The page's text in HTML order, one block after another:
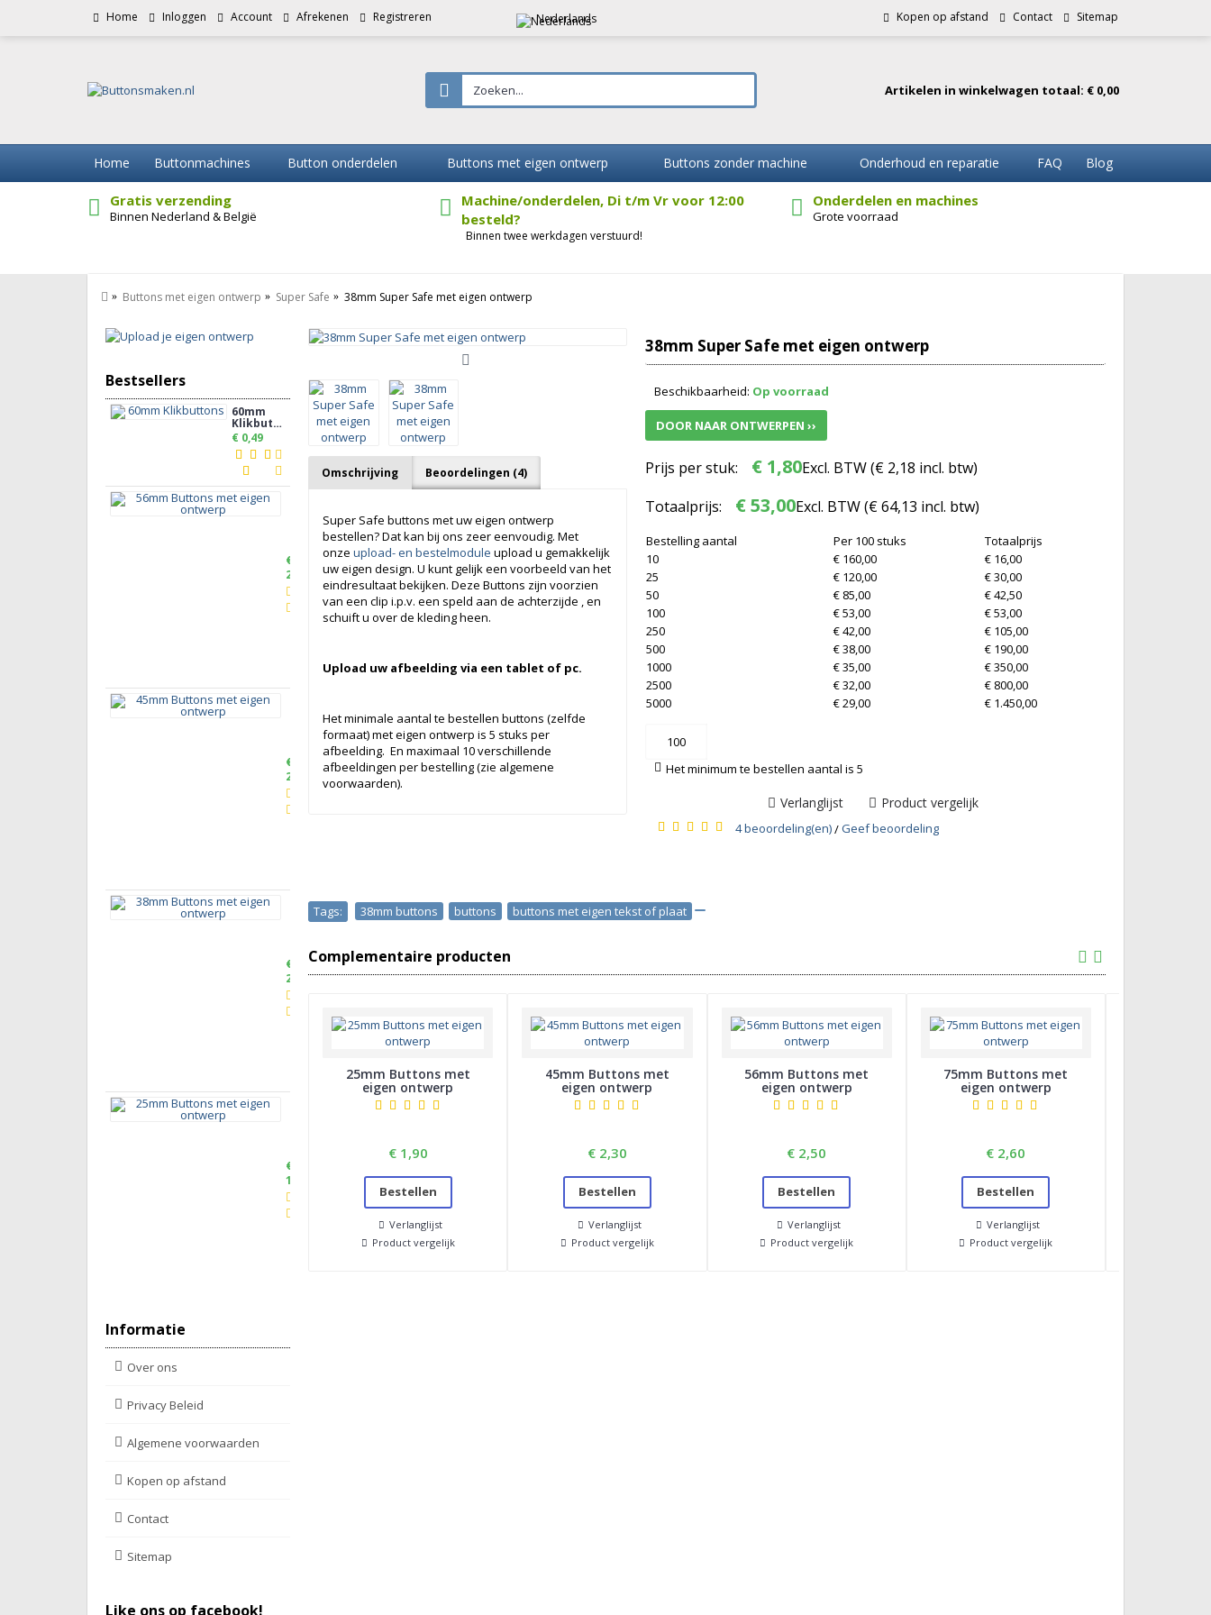
Home Inloggen Account Afrekenen Registreren Nederlands Kopen op afstand Contact Sitemap
Artikelen in winkelwagen totaal: € 0,00
Home Buttonmachines Button onderdelen Buttons met eigen ontwerp Buttons zonder machine Onderhoud en reparatie FAQ Blog
Gratis verzending
Binnen Nederland & België
Machine/onderdelen, Di t/m Vr voor 12:00
besteld?
Binnen twee werkdagen verstuurd!
Onderdelen en machines
Grote voorraad
Buttons met eigen ontwerp Super Safe 38mm Super Safe met eigen ontwerp
Bestsellers
60mm
Klikbuttons
€ 0,49
ontwerp
€
2,50
Buttons
ontwerp
€
2,30
38mm
Buttons
met
ontwerp
€
2,00
€
1,90
Informatie
Over ons
Privacy Beleid
Algemene voorwaarden
Kopen op afstand
Contact
Sitemap
Like ons op facebook!
Omschrijving Beoordelingen (4)
Super Safe buttons met uw eigen ontwerp
bestellen? Dat kan bij ons zeer eenvoudig. Met
onze upload- en bestelmodule upload u gemakkelijk
uw eigen design. U kunt gelijk een voorbeeld van het
eindresultaat bekijken. Deze Buttons zijn voorzien
van een clip i.p.v. een speld aan de achterzijde , en
schuift u over de kleding heen.
Upload uw afbeelding via een tablet of pc.
Het minimale aantal te bestellen buttons (zelfde
formaat) met eigen ontwerp is 5 stuks per
afbeelding. En maximaal 10 verschillende
afbeeldingen per bestelling (zie algemene
voorwaarden).
38mm Super Safe met eigen ontwerp
Beschikbaarheid: Op voorraad
DOOR NAAR ONTWERPEN ››
Prijs per stuk: € 1,80Excl. BTW (€ 2,18 incl. btw)
Totaalprijs:
€ 53,00Excl. BTW (€ 64,13 incl. btw)
Bestelling aantal Per 100 stuks
Totaalprijs
10
€ 160,00
€ 16,00
25
€ 120,00
€ 30,00
50
€ 85,00
€ 42,50
100
€ 53,00
€ 53,00
250
€ 42,00
€ 105,00
500
€ 38,00
€ 190,00
1000
€ 35,00
€ 350,00
2500
€ 32,00
€ 800,00
5000
€ 29,00 € 1.450,00
Het minimum te bestellen aantal is 5
Verlanglijst Product vergelijk
4 beoordeling(en)/Geef beoordeling
Tags: 38mm buttons buttons buttons met eigen tekst of plaat
Complementaire producten
25mm Buttons met
eigen ontwerp
€ 1,90
Bestellen
Verlanglijst
Product vergelijk
45mm Buttons met
eigen ontwerp
€ 2,30
Bestellen
Verlanglijst
Product vergelijk
56mm Buttons met
eigen ontwerp
€ 2,50
Bestellen
Verlanglijst
Product vergelijk
75mm Buttons met
eigen ontwerp
€ 2,60
Bestellen
Verlanglijst
Product vergelijk